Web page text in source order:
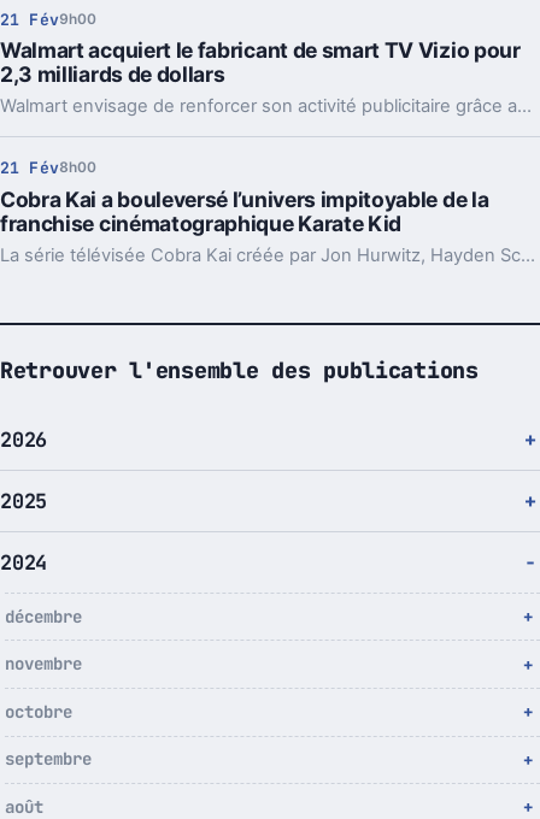
21 Fév9h00
Walmart acquiert le fabricant de smart TV Vizio pour
2,3 milliards de dollars
Walmart envisage de renforcer son activité publicitaire grâce au système d'exploitation SmartCast de Vizio.
21 Fév8h00
Cobra Kai a bouleversé l’univers impitoyable de la
franchise cinématographique Karate Kid
La série télévisée Cobra Kai créée par Jon Hurwitz, Hayden Schlossberg et Josh Heald a beaucoup apporté à la franchise Karate Kid, tout en corrigeant discrètement certains des problèmes majeurs des films.
Retrouver l'ensemble des publications
2026
2025
2024
décembre
novembre
octobre
septembre
août